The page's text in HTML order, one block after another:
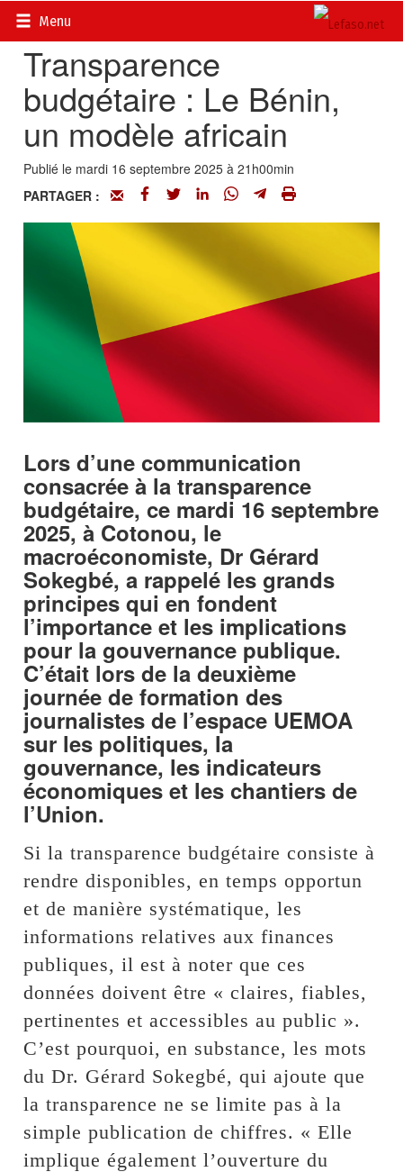
Menu
Accueil>
Transparence
budgétaire : Le Bénin,
un modèle africain
Publié le mardi 16 septembre 2025 à 21h00min
PARTAGER :
Lors d’une communication
consacrée à la transparence
budgétaire, ce mardi 16 septembre
2025, à Cotonou, le
macroéconomiste, Dr Gérard
Sokegbé, a rappelé les grands
principes qui en fondent
l’importance et les implications
pour la gouvernance publique.
C’était lors de la deuxième
journée de formation des
journalistes de l’espace UEMOA
sur les politiques, la
gouvernance, les indicateurs
économiques et les chantiers de
l’Union.
Si la transparence budgétaire consiste à
rendre disponibles, en temps opportun
et de manière systématique, les
informations relatives aux finances
publiques, il est à noter que ces
données doivent être « claires, fiables,
pertinentes et accessibles au public ».
C’est pourquoi, en substance, les mots
du Dr. Gérard Sokegbé, qui ajoute que
la transparence ne se limite pas à la
simple publication de chiffres. « Elle
implique également l’ouverture du